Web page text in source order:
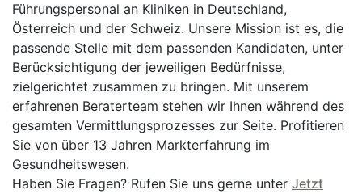
Führungspersonal an Kliniken in Deutschland,
Österreich und der Schweiz. Unsere Mission ist es, die
passende Stelle mit dem passenden Kandidaten, unter
Berücksichtigung der jeweiligen Bedürfnisse,
zielgerichtet zusammen zu bringen. Mit unserem
erfahrenen Beraterteam stehen wir Ihnen während des
gesamten Vermittlungsprozesses zur Seite. Profitieren
Sie von über 13 Jahren Markterfahrung im
Gesundheitswesen.
Haben Sie Fragen? Rufen Sie uns gerne unter Jetzt